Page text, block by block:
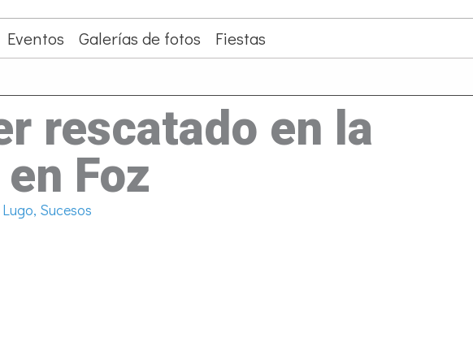
Eventos Galerías de fotos Fiestas
rescatado en la
Foz
Lugo, Sucesos